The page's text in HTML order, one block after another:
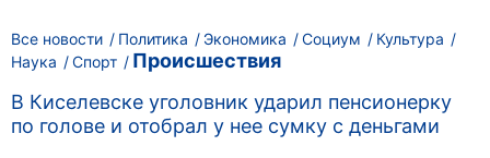
Все новости Политика Экономика Социум
Культура
Наука
Спорт
Происшествия
В Киселевске уголовник ударил пенсионерку
по голове и отобрал у нее сумку с деньгами